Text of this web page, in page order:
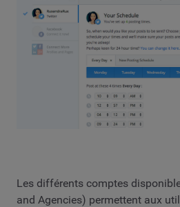
Les différents comptes
and Agencies) permettent aux